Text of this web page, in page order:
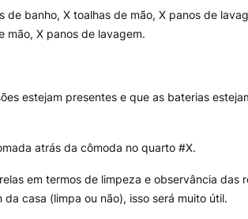
banho, X toalhas de mão, X panos de
mão, X panos de lavagem.
estejam presentes e que as baterias
atrás da cômoda no quarto #X.
em termos de limpeza e observância das
casa (limpa ou não), isso será muito útil.